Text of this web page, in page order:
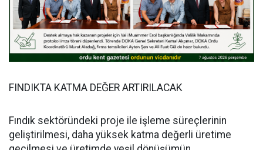
FINDIKTA KATMA DEĞER ARTIRILACAK
Fındık sektöründeki proje ile işleme süreçlerinin
geliştirilmesi, daha yüksek katma değerli üretime